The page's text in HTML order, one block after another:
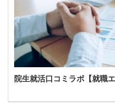
院生就活口コミラボ【就職